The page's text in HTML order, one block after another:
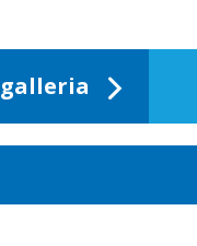
galleria